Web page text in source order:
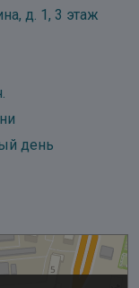
д. 1, 3 этаж
день